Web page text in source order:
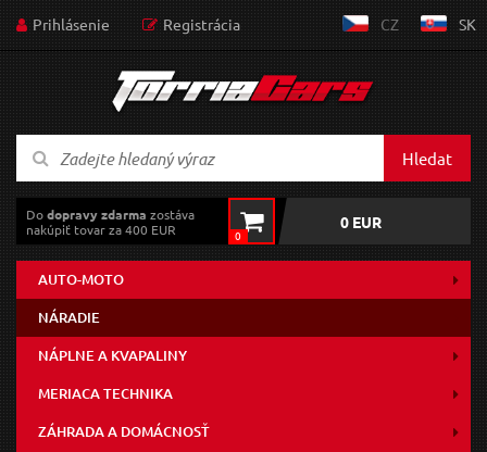
Prihlásenie Registrácia CZ SK
Hledat
Dodopravy zdarma zostáva
nakúpiť tovar za 400 EUR
0
0 EUR
AUTO-MOTO
NÁRADIE
NÁPLNE A KVAPALINY
MERIACA TECHNIKA
ZÁHRADA A DOMÁCNOSŤ